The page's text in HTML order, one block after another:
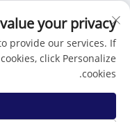
بينغدي، شينتشن، مقاطعة
هاتف:+86-15986647296
البريد الإلكتروني:[email protected]
حقوق النسخ محفوظة ©
your privacy
provide our services. If
click Personalize
cookies.